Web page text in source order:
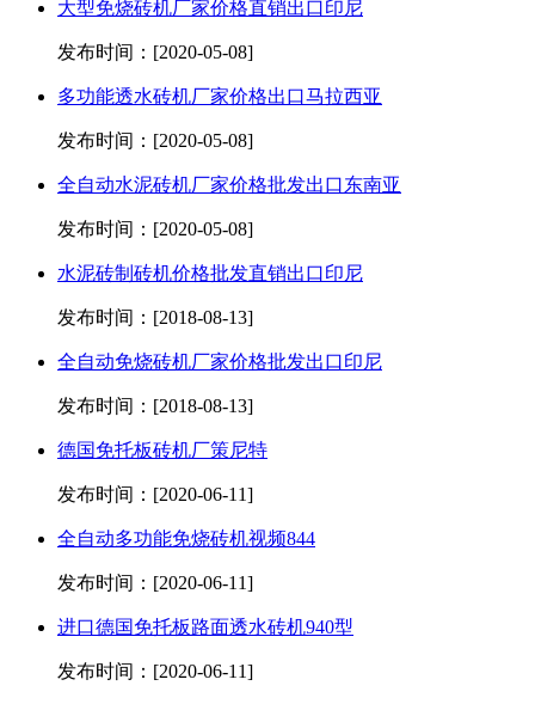
大型免烧砖机厂家价格直销出口印尼
发布时间：[2020-05-08]
多功能透水砖机厂家价格出口马拉西亚
发布时间：[2020-05-08]
全自动水泥砖机厂家价格批发出口东南亚
发布时间：[2020-05-08]
水泥砖制砖机价格批发直销出口印尼
发布时间：[2018-08-13]
全自动免烧砖机厂家价格批发出口印尼
发布时间：[2018-08-13]
德国免托板砖机厂策尼特
发布时间：[2020-06-11]
全自动多功能免烧砖机视频844
发布时间：[2020-06-11]
进口德国免托板路面透水砖机940型
发布时间：[2020-06-11]